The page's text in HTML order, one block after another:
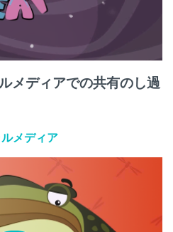
メディアでの共有のし過
メディア